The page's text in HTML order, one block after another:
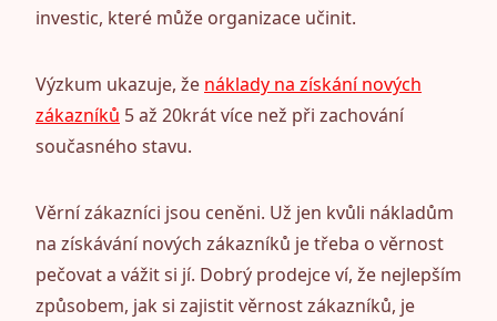
investic, které může organizace učinit.
Výzkum ukazuje, že náklady na získání nových
zákazníků 5 až 20krát více než při zachování
současného stavu.
Věrní zákazníci jsou ceněni. Už jen kvůli nákladům
na získávání nových zákazníků je třeba o věrnost
pečovat a vážit si jí. Dobrý prodejce ví, že nejlepším
způsobem, jak si zajistit věrnost zákazníků, je